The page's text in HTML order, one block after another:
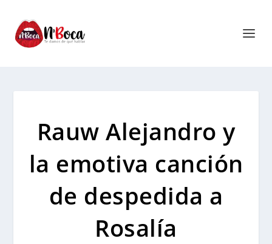
Rauw Alejandro y
la emotiva canción
de despedida a
Rosalía